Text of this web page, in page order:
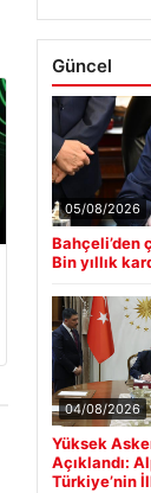
Güncel
05/08/2026
Bahçeli’den
Bin yıllık
04/08/2026
Yüksek
Açıklandı:
Türkiye’nin